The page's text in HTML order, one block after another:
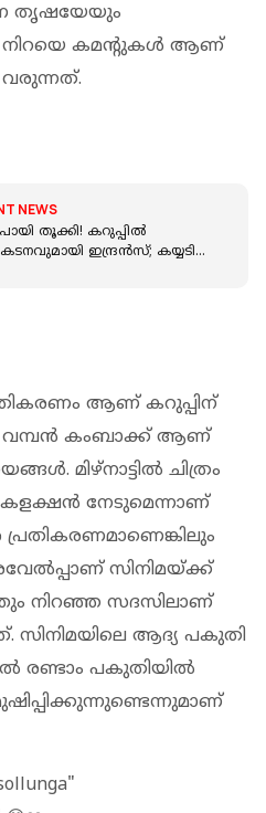
തൃഷയേയും
നിറയെ കമന്റുകൾ ആണ്
NEWS
പോയി തൂക്കി! കറുപ്പിൽ
ഇന്ദ്രൻസ്; കയ്യടിച്ച്
ആണ് കറുപ്പിന്
വമ്പൻ കംബാക്ക് ആണ്
മിഴ്നാട്ടിൽ ചിത്രം
നേടുമെന്നാണ്
സിനിമയ്ക്ക്
നിറഞ്ഞ സദസിലാണ്
സിനിമയിലെ ആദ്യ പകുതി
രണ്ടാം പകുതിയിൽ